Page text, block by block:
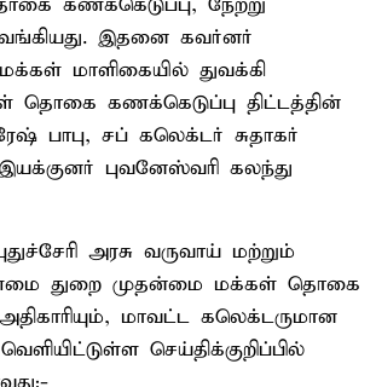
இதனை கவர்னர்
மாளிகையில் துவக்கி
தொகை கணக்கெடுப்பு திட்டத்தின்
பாபு, சப் கலெக்டர் சுதாகர்
புவனேஸ்வரி கலந்து
அரசு வருவாய் மற்றும்
துறை முதன்மை மக்கள் தொகை
மாவட்ட கலெக்டருமான
செய்திக்குறிப்பில்